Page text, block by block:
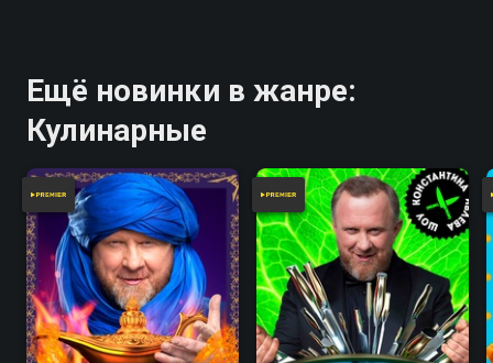
Ещё новинки в жанре:
Кулинарные